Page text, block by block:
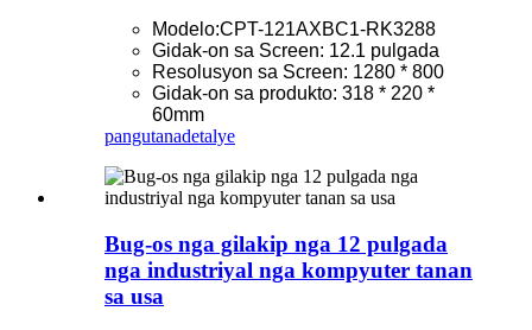
Modelo:CPT-121AXBC1-RK3288
Gidak-on sa Screen: 12.1 pulgada
Resolusyon sa Screen: 1280 * 800
Gidak-on sa produkto: 318 * 220 *
60mm
pangutanadetalye
Bug-os nga gilakip nga 12 pulgada
nga industriyal nga kompyuter tanan
sa usa